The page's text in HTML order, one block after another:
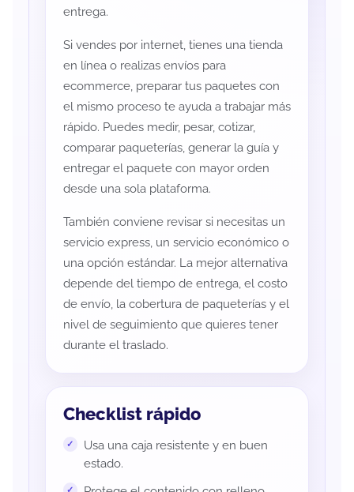
entrega.
Si vendes por internet, tienes una tienda
en línea o realizas envíos para
ecommerce, preparar tus paquetes con
el mismo proceso te ayuda a trabajar más
rápido. Puedes medir, pesar, cotizar,
comparar paqueterías, generar la guía y
entregar el paquete con mayor orden
desde una sola plataforma.
También conviene revisar si necesitas un
servicio express, un servicio económico o
una opción estándar. La mejor alternativa
depende del tiempo de entrega, el costo
de envío, la cobertura de paqueterías y el
nivel de seguimiento que quieres tener
durante el traslado.
Checklist rápido
Usa una caja resistente y en buen
estado.